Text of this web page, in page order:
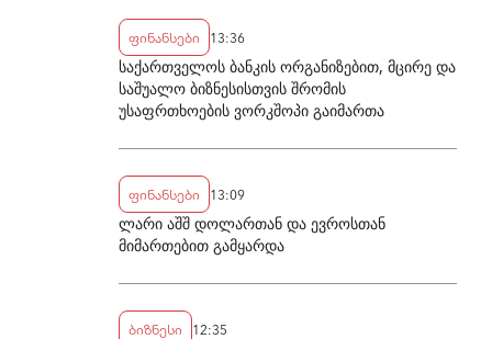
ფინანსები 13:36
საქართველოს ბანკის ორგანიზებით, მცირე და
საშუალო ბიზნესისთვის შრომის
უსაფრთხოების ვორკშოპი გაიმართა
ფინანსები 13:09
ლარი აშშ დოლართან და ევროსთან
მიმართებით გამყარდა
ბიზნესი 12:35